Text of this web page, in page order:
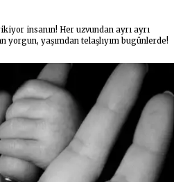
insanın! Her uzvundan ayrı ayrı
yorgun, yaşımdan telaşlıyım bugünlerde!